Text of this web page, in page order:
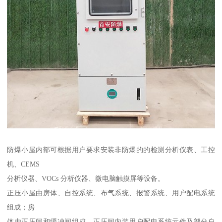
防爆小屋内部可根据用户要求安装非防爆的的检测分析仪表、工控
机、CEMS
分析仪器、VOCs 分析仪器、微电脑触摸屏等设备。
正压小屋由房体、自控系统、布气系统、报警系统、用户配电系统
组成；房